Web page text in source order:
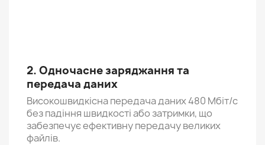
2. Одночасне заряджання та
передача даних
Високошвидкісна передача даних 480 Мбіт/с
без падіння швидкості або затримки, що
забезпечує ефективну передачу великих
файлів.